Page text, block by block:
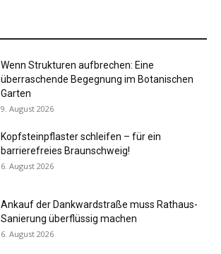
Wenn Strukturen aufbrechen: Eine
überraschende Begegnung im Botanischen
Garten
9. August 2026
Kopfsteinpflaster schleifen – für ein
barrierefreies Braunschweig!
6. August 2026
Ankauf der Dankwardstraße muss Rathaus-
Sanierung überflüssig machen
6. August 2026